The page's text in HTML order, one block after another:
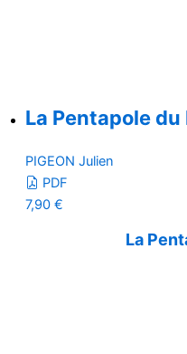
La Pentapole du
PIGEON Julien
PDF
7,90 €
La